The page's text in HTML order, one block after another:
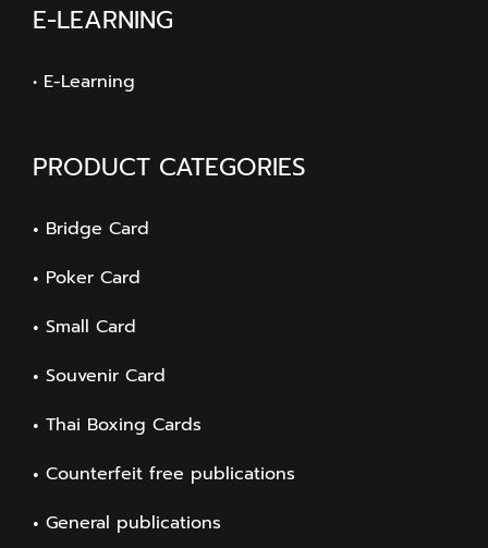
E-LEARNING
• E-Learning
PRODUCT CATEGORIES
Bridge Card
Poker Card
Small Card
Souvenir Card
Thai Boxing Cards
Counterfeit free publications
General publications